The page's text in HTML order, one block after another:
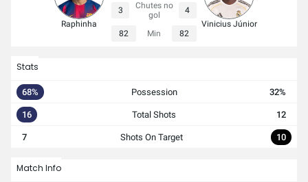
Raphinha
3
Chutes no
gol
4
82 Min 82
Vinicius Júnior
Stats
68% Possession 32%
16 Total Shots 12
7 Shots On Target 10
Match Info